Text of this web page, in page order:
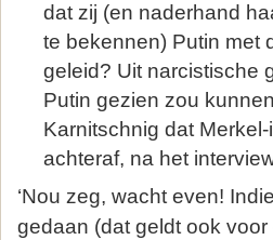
dat zij (en naderhand
te bekennen) Putin met
geleid? Uit narcistische
Putin gezien zou
Karnitschnig dat
achteraf, na het
‘Nou zeg, wacht even!
gedaan (dat geldt ook